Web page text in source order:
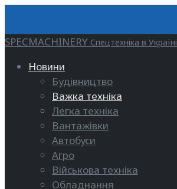
SPECMACHINERY Спецтехніка в Україні
Новини
Будівництво
Важка техніка
Легка техніка
Вантажівки
Автобуси
Агро
Військова техніка
Обладнання